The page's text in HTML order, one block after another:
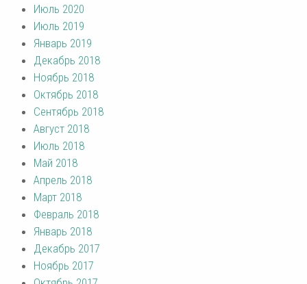
Июль 2020
Июль 2019
Январь 2019
Декабрь 2018
Ноябрь 2018
Октябрь 2018
Сентябрь 2018
Август 2018
Июль 2018
Май 2018
Апрель 2018
Март 2018
Февраль 2018
Январь 2018
Декабрь 2017
Ноябрь 2017